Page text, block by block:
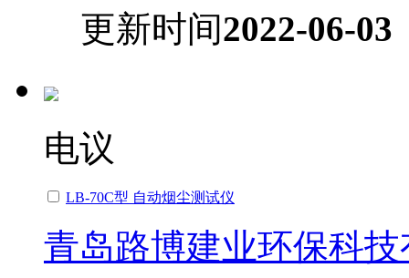
更新时间2022-06-03
电议
LB-70C型 自动烟尘测试仪
青岛路博建业环保科